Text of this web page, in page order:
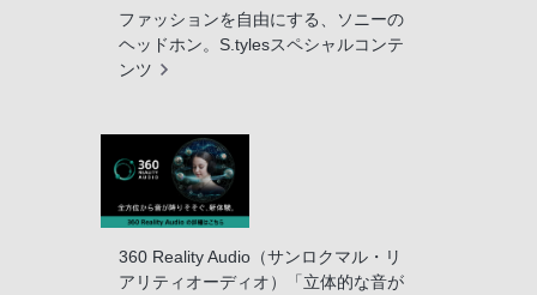
ファッションを自由にする、ソニーの
ヘッドホン。S.tylesスペシャルコンテ
ンツ
360 Reality Audio（サンロクマル・リ
アリティオーディオ）「立体的な音が